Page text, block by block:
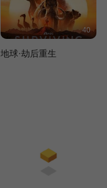
40
地球·劫后重生